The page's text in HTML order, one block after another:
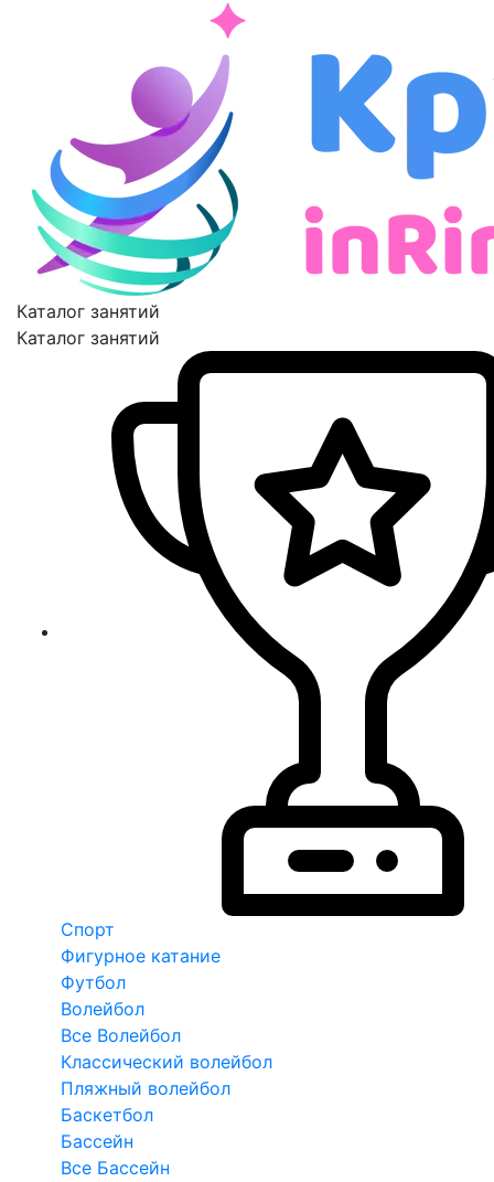
Каталог занятий
Каталог занятий
Спорт
Фигурное катание
Футбол
Волейбол
Все Волейбол
Классический волейбол
Пляжный волейбол
Баскетбол
Бассейн
Все Бассейн